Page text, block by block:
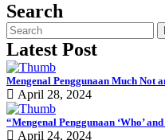
Search
Latest Post
Mengenal Penggunaan Much Not
April 28, 2024
“Mengenal Penggunaan ‘Who’
April 24, 2024